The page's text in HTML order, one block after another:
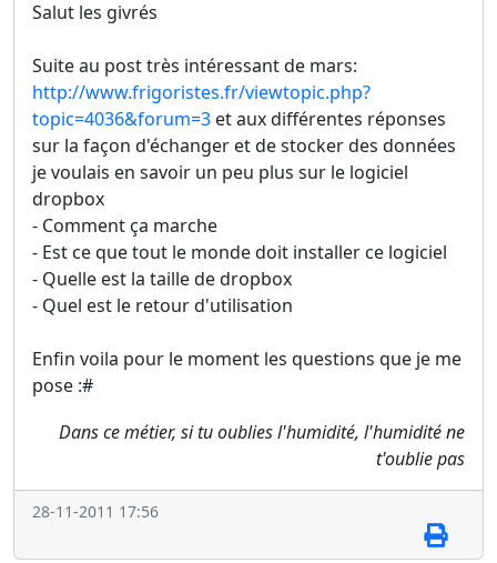
Salut les givrés
Suite au post très intéressant de mars:
http://www.frigoristes.fr/viewtopic.php?
topic=4036&forum=3 et aux différentes réponses
sur la façon d'échanger et de stocker des données
je voulais en savoir un peu plus sur le logiciel
dropbox
- Comment ça marche
- Est ce que tout le monde doit installer ce logiciel
- Quelle est la taille de dropbox
- Quel est le retour d'utilisation
Enfin voila pour le moment les questions que je me
pose :#
Dans ce métier, si tu oublies l'humidité, l'humidité ne
t'oublie pas
28-11-2011 17:56